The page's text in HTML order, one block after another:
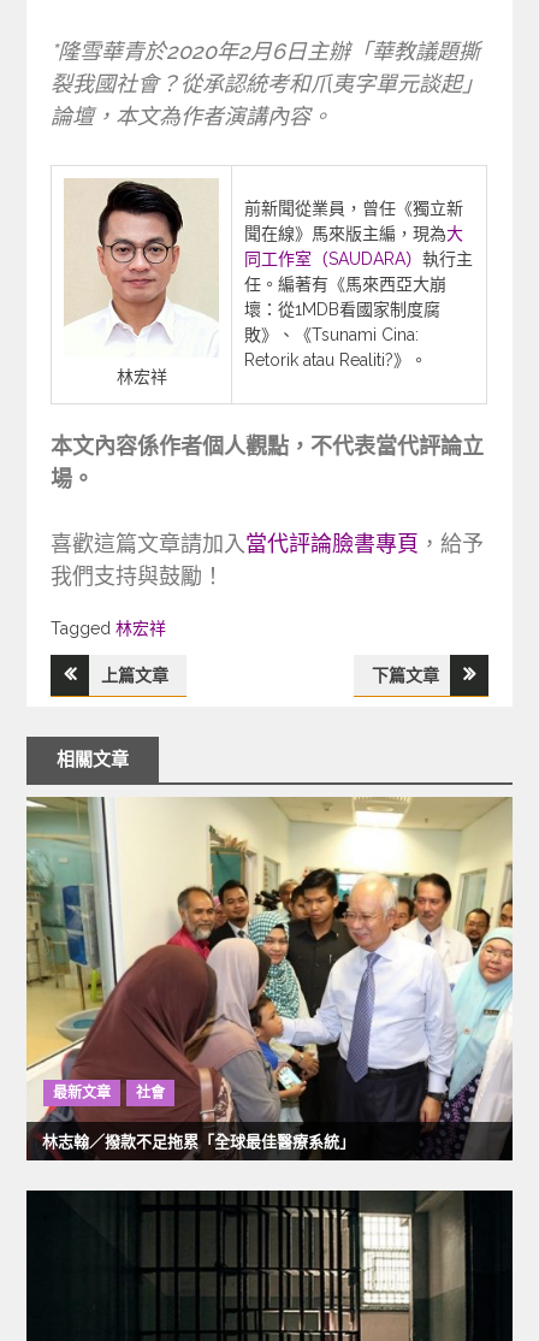
*隆雪華青於2020年2月6日主辦「華教議題撕
裂我國社會？從承認統考和爪夷字單元談起」
論壇，本文為作者演講內容。
林宏祥
前新聞從業員，曾任《獨立新
聞在線》馬來版主編，現為大
同工作室（SAUDARA）執行主
任。編著有《馬來西亞大崩
壞：從1MDB看國家制度腐
敗》、《Tsunami Cina:
Retorik atau Realiti?》。
本文內容係作者個人觀點，不代表當代評論立
場。
喜歡這篇文章請加入當代評論臉書專頁 ，給予
我們支持與鼓勵！
Tagged
Tagged林宏祥
文
章
導
覽
上篇文章 下篇文章
相關文章
最新文章 社會
林志翰／撥款不足拖累「全球最佳醫療系統」